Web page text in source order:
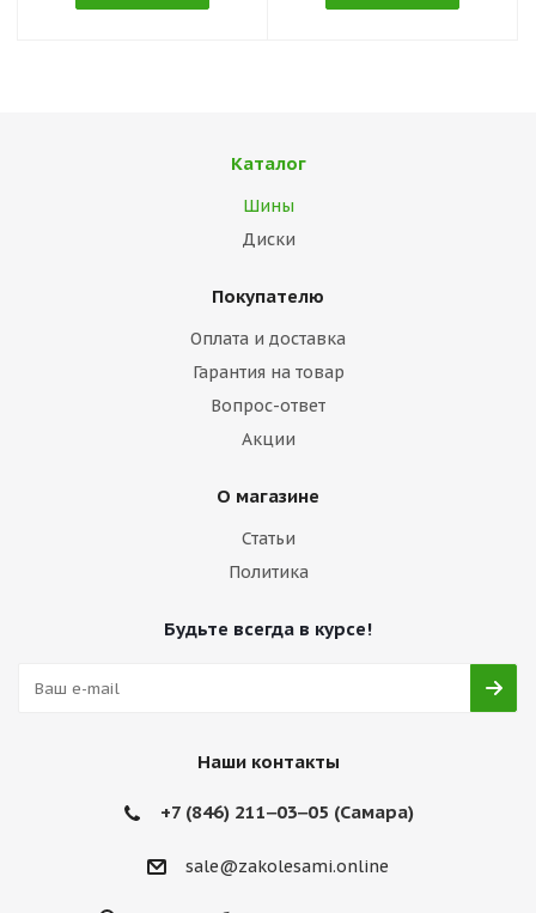
Каталог
Шины
Диски
Покупателю
Оплата и доставка
Гарантия на товар
Вопрос-ответ
Акции
О магазине
Статьи
Политика
Будьте всегда в курсе!
Наши контакты
+7 (846) 211‒03‒05 (Самара)
sale@zakolesami.online